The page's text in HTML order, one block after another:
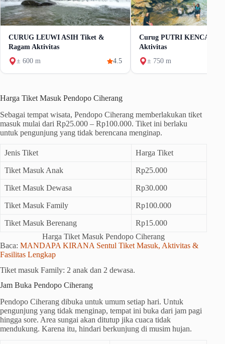
CURUG LEUWI ASIH Tiket &
Ragam Aktivitas
± 600 m
4.5
Curug PUTRI KENCANA
Aktivitas
± 750 m
Harga Tiket Masuk Pendopo Ciherang
Sebagai tempat wisata, Pendopo Ciherang memberlakukan tiket
masuk mulai dari Rp25.000 – Rp100.000. Tiket ini berlaku
untuk pengunjung yang tidak berencana menginap.
Jenis Tiket Harga Tiket
Tiket Masuk Anak Rp25.000
Tiket Masuk Dewasa Rp30.000
Tiket Masuk Family Rp100.000
Tiket Masuk Berenang
Rp15.000
Harga Tiket Masuk Pendopo Ciherang
Baca: MANDAPA KIRANA Sentul Tiket Masuk, Aktivitas &
Fasilitas Lengkap
Tiket masuk Family: 2 anak dan 2 dewasa.
Jam Buka Pendopo Ciherang
Pendopo Ciherang dibuka untuk umum setiap hari. Untuk
pengunjung yang tidak menginap, tempat ini buka dari jam pagi
hingga sore. Area sungai akan ditutup jika cuaca tidak
mendukung. Karena itu, hindari berkunjung di musim hujan.